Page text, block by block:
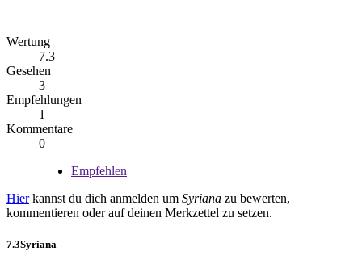
Wertung
7.3
Gesehen
3
Empfehlungen
1
Kommentare
0
Empfehlen
Hierkannst du dich anmelden um Syriana zu bewerten,
kommentieren oder auf deinen Merkzettel zu setzen.
7.3Syriana